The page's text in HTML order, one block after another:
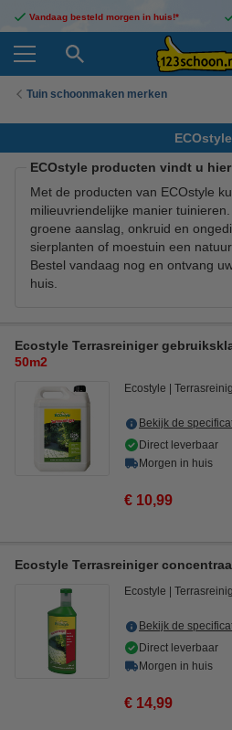
Vandaag besteld morgen in huis!*
Tuin schoonmaken merken
ECOstyle
ECOstyle producten vindt u
Met de producten van ECOstyle
milieuvriendelijke manier
groene aanslag, onkruid en
sierplanten of moestuin een
Bestel vandaag nog en ontvang
huis.
Ecostyle Terrasreiniger
50m2
Ecostyle
Bekijk de
Direct leverbaar
Morgen in huis
€ 10,99
Ecostyle Terrasreiniger
Ecostyle
Bekijk de
Direct leverbaar
Morgen in huis
€ 14,99